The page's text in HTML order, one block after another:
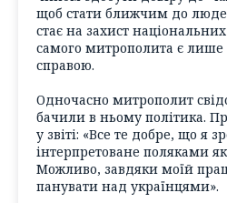
щоб стати ближчим до
стає на захист
самого митрополита є лише
справою.
Одночасно митрополит
бачили в ньому політика.
у звіті: «Все те добре, що я
інтерпретоване поляками
Можливо, завдяки моїй
панувати над українцями».